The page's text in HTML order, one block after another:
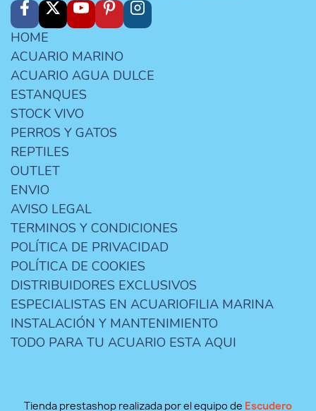
HOME
ACUARIO MARINO
ACUARIO AGUA DULCE
ESTANQUES
STOCK VIVO
PERROS Y GATOS
REPTILES
OUTLET
ENVIO
AVISO LEGAL
TERMINOS Y CONDICIONES
POLÍTICA DE PRIVACIDAD
POLÍTICA DE COOKIES
DISTRIBUIDORES EXCLUSIVOS
ESPECIALISTAS EN ACUARIOFILIA MARINA
INSTALACIÓN Y MANTENIMIENTO
TODO PARA TU ACUARIO ESTA AQUI
Tienda prestashop realizada por el equipo de Escudero